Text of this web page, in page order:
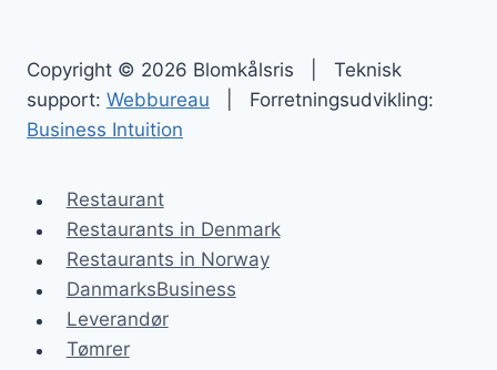
Copyright © 2026 Blomkålsris | Teknisk
support: Webbureau | Forretningsudvikling:
Business Intuition
Restaurant
Restaurants in Denmark
Restaurants in Norway
DanmarksBusiness
Leverandør
Tømrer